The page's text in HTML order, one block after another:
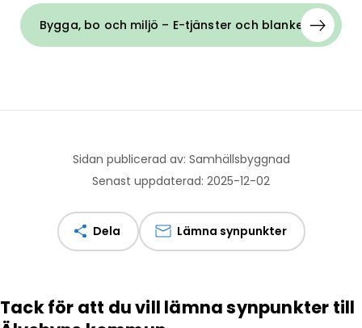
Bygga, bo och miljö – E-tjänster och blanketter
Sidan publicerad av: Samhällsbyggnad
Senast uppdaterad: 2025-12-02
Dela Lämna synpunkter
Tack för att du vill lämna synpunkter till